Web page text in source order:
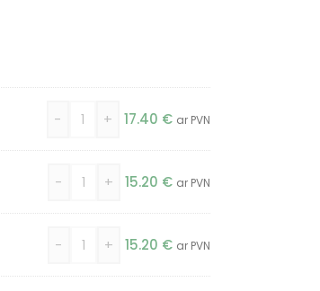
- + 17.40 € ar PVN
- + 15.20 € ar PVN
- + 15.20 € ar PVN